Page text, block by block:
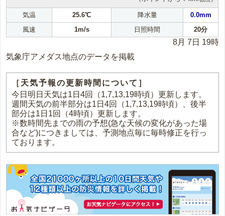
気温 25.6℃ 降水量
0.0mm
風速
1m/s 日照時間 20分
8月 7日 19時
気象庁アメダス地点のデータを掲載
［天気予報の更新時間について］
今日明日天気は1日4回（1,7,13,19時頃）更新します。
週間天気の前半部分は1日4回（1,7,13,19時頃）、後半
部分は1日1回（4時頃）更新します。
※数時間先までの雨の予想(急な天候の変化があった場
合など)につきましては、予測地点毎に毎時修正を行っ
ております。